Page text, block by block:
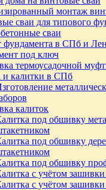
монтаж
сваи для типового
сваи
фундамента в СПб и
под ключ
термоусадочной
и калитки в СПб
калиток
под обшивку
под обшивку
под обшивку
с учётом зашивки
с учётом зашивки